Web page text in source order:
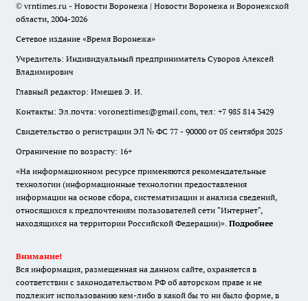
© vrntimes.ru - Новости Воронежа | Новости Воронежа и Воронежской
области, 2004-2026
Сетевое издание «Время Воронежа»
Учредитель: Индивидуальный предприниматель Суворов Алексей
Владимирович
Главный редактор: Имешев Э. И.
Контакты: Эл.почта: voroneztimes@gmail.com, тел: +7 985 814 3429
Свидетельство о регистрации ЭЛ № ФС 77 - 90000 от 05 сентября 2025
Ограничение по возрасту: 16+
«На информационном ресурсе применяются рекомендательные
технологии (информационные технологии предоставления
информации на основе сбора, систематизации и анализа сведений,
относящихся к предпочтениям пользователей сети "Интернет",
находящихся на территории Российской Федерации)». Подробнее
Внимание!
Вся информация, размещенная на данном сайте, охраняется в
соответствии с законодательством РФ об авторском праве и не
подлежит использованию кем-либо в какой бы то ни было форме, в